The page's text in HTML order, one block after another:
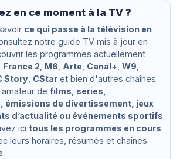
en ce moment à la TV ?
ce qui passe à la télévision en
notre guide TV mis à jour en
les programmes actuellement
France 2 M6 Arte Canal+ W9
Story, CStaret bien d'autres chaînes.
de films, séries,
émissions de divertissement, jeux
d’actualité ou événements sportifs
ici tous les programmes en cours
leurs horaires, résumés et chaînes